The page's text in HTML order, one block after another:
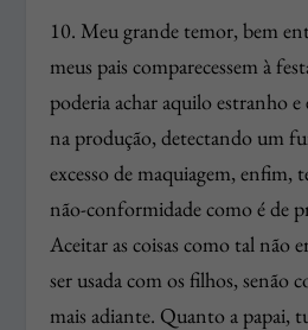
10. Meu grande temor, bem
meus pais comparecessem à
poderia achar aquilo estranho
na produção, detectando um
excesso de maquiagem, enfim,
não-conformidade como é de
Aceitar as coisas como tal não
ser usada com os filhos, senão
mais adiante. Quanto a papai,